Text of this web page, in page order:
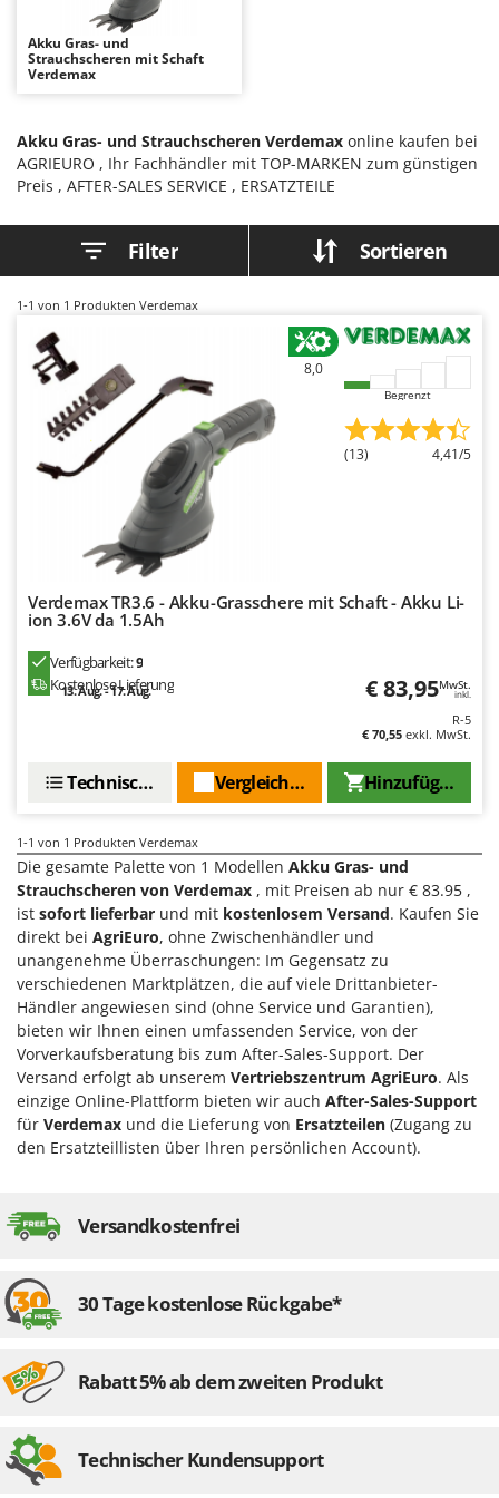
Astscheren
Atemschutzgeräte
Aufroller für Olivennetze
Auslegemulcher für Traktoren
Äxte - Beile und Spalthammer
Balkenmäher
Bandsägen
Batterieladegeräte - Starthilfegeräte
Baum- und Astscheren - manuell
Baumscheren - pneumatisch
Baumstumpffräsen
Bindezangen - elektrisch
Bodenfräsen für Traktor
Bodenreinigungsmaschinen
Brutmaschinen Inkubatoren
Bürsten für den Außenbereich
D
E
Erdbohrer
F
Feder Grubber
Feldspritzen für Pflanzenschutz
Fensterreiniger
Fleischwolf
Flockenquetschen
Furchenzieher für Traktoren
G
Gartengrills
Gartenpumpen
Getreidemühlen
Grubber - Tiefenlockerer
H
Heckcontainer für Traktoren
Ambrogio Robot
Annovi Reverberi
ANTHBOT
Arco
Ardes
Ariete
Ausonia
Awelco
Baesso
Bahco
Batavia
Beper
Berkel
Bernardi
Bestway
Bissell
Black & Decker
BlackStone
Blue Bird
Bomet
Bosch
Brumi
BullMach
C
C.EL.ME.
Campagnola
Castellari
Char-Broil
Clementi
Cofra
Akku Gras- und
Strauchscheren mit Schaft
Verdemax
Akku Gras- und Strauchscheren Verdemax online kaufen bei
AGRIEURO , Ihr Fachhändler mit TOP-MARKEN zum günstigen
Preis , AFTER-SALES SERVICE , ERSATZTEILE
Filter Sortieren
1-1 von 1 Produkten Verdemax
8,0
Begrenzt
(13) 4,41/5
Verdemax TR3.6 - Akku-Grasschere mit Schaft - Akku Li-
ion 3.6V da 1.5Ah
Verfügbarkeit:9
Kostenlose Lieferung
13. Aug. - 17. Aug. € 83,95MwSt.
inkl.
R-5
€ 70,55 exkl. MwSt.
Hinzufügen
Vergleichen Sie
Technische Daten
1-1 von 1 Produkten Verdemax
Die gesamte Palette von 1 Modellen Akku Gras- und
Strauchscheren von Verdemax , mit Preisen ab nur € 83.95 ,
ist sofort lieferbar und mit kostenlosem Versand. Kaufen Sie
direkt bei AgriEuro, ohne Zwischenhändler und
unangenehme Überraschungen: Im Gegensatz zu
verschiedenen Marktplätzen, die auf viele Drittanbieter-
Händler angewiesen sind (ohne Service und Garantien),
bieten wir Ihnen einen umfassenden Service, von der
Vorverkaufsberatung bis zum After-Sales-Support. Der
Versand erfolgt ab unserem Vertriebszentrum AgriEuro. Als
einzige Online-Plattform bieten wir auch After-Sales-Support
für Verdemax und die Lieferung von Ersatzteilen (Zugang zu
den Ersatzteillisten über Ihren persönlichen Account).
Versandkostenfrei
30 Tage kostenlose Rückgabe*
Rabatt 5% ab dem zweiten Produkt
Technischer Kundensupport